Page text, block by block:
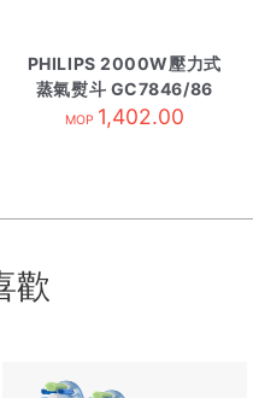
PHILIPS 2000W壓力式
蒸氣熨斗 GC7846/86
MOP 1,402.00
歡